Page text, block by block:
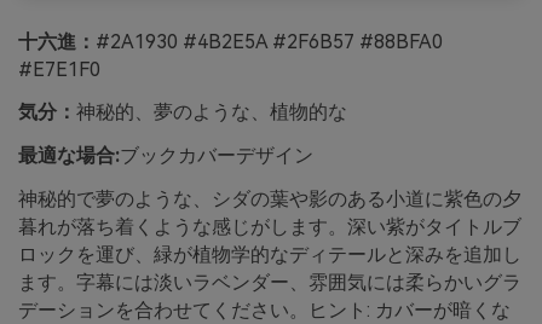
十六進： #2A1930 #4B2E5A #2F6B57 #88BFA0
#E7E1F0
気分： 神秘的、夢のような、植物的な
最適な場合:ブックカバーデザイン
神秘的で夢のような、シダの葉や影のある小道に紫色の夕
暮れが落ち着くような感じがします。深い紫がタイトルブ
ロックを運び、緑が植物学的なディテールと深みを追加し
ます。字幕には淡いラベンダー、雰囲気には柔らかいグラ
デーションを合わせてください。ヒント: カバーが暗くな